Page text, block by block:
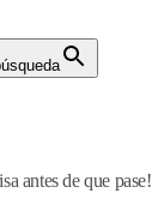
antes de que pase!